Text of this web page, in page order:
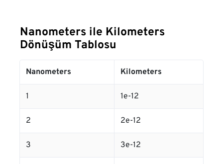
Nanometers ile Kilometers
Dönüşüm Tablosu
Nanometers Kilometers
1 1e-12
2 2e-12
3 3e-12